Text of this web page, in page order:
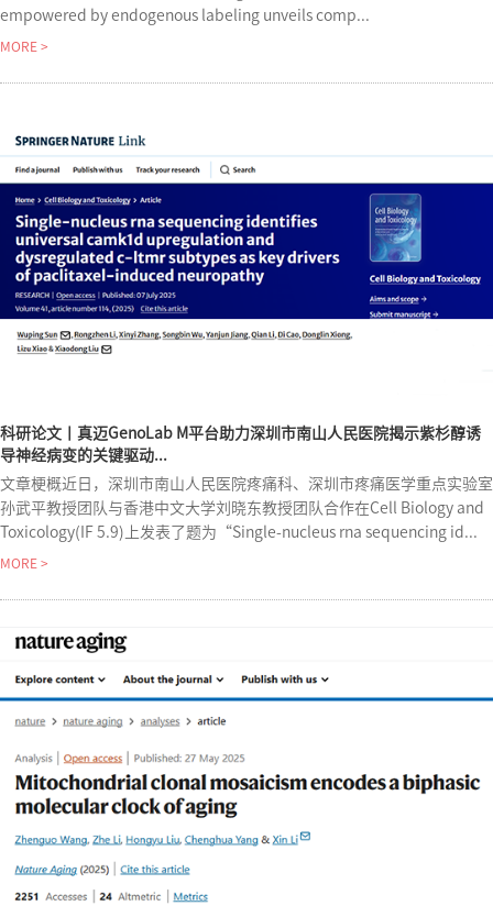
empowered by endogenous labeling unveils comp...
MORE >
科研论文丨真迈GenoLab M平台助力深圳市南山人民医院揭示紫杉醇诱
导神经病变的关键驱动...
文章梗概近日，深圳市南山人民医院疼痛科、深圳市疼痛医学重点实验室
孙武平教授团队与香港中文大学刘晓东教授团队合作在Cell Biology and
Toxicology(IF 5.9)上发表了题为“Single-nucleus rna sequencing id...
MORE >